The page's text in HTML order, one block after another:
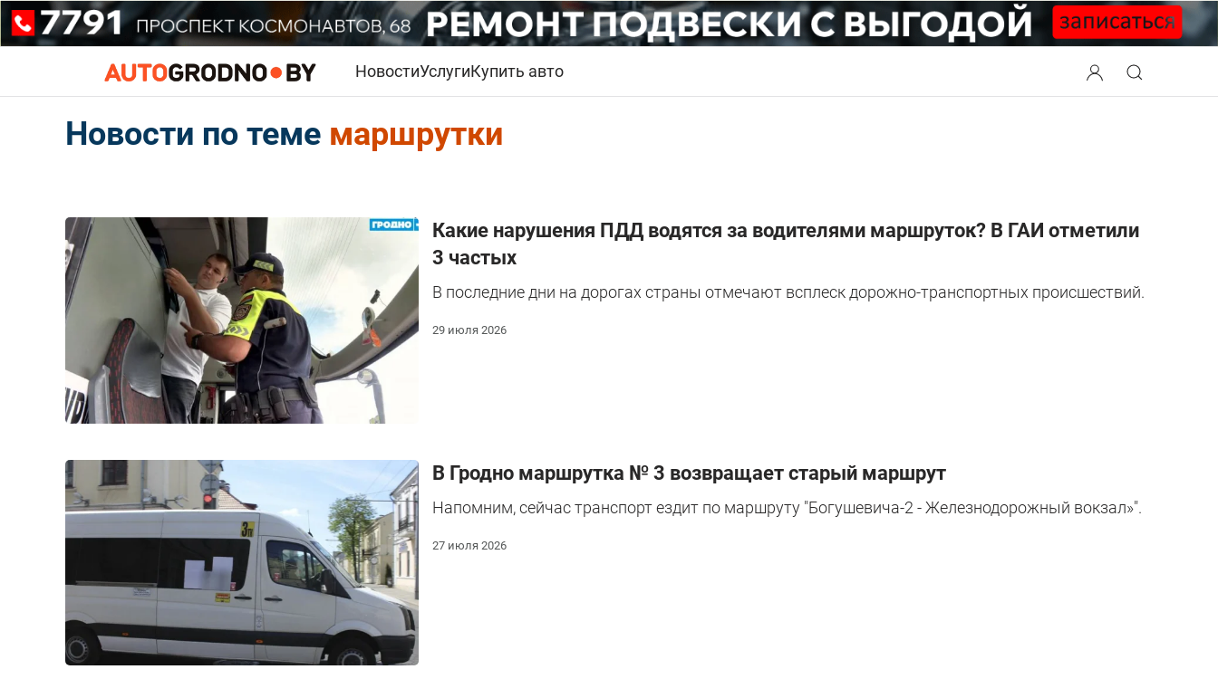
НовостиУслугиКупить авто
Новости по теме маршрутки
Какие нарушения ПДД водятся за водителями маршруток? В ГАИ отметили
3 частых
В последние дни на дорогах страны отмечают всплеск дорожно-транспортных происшествий.
29 июля 2026
В Гродно маршрутка № 3 возвращает старый маршрут
Напомним, сейчас транспорт ездит по маршруту "Богушевича-2 - Железнодорожный вокзал»".
27 июля 2026